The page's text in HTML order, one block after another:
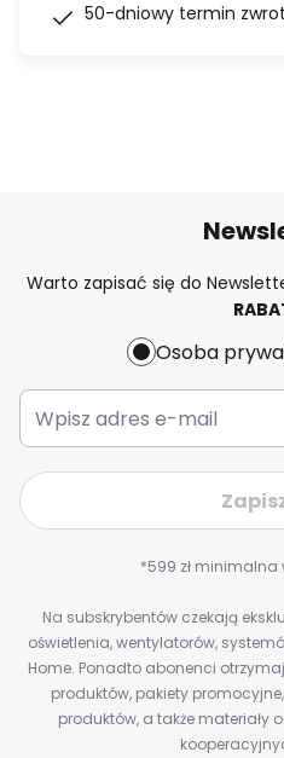
50-dniowy termin
Warto zapisać się do
Osoba
*599 zł minimalna
Na subskrybentów czekają
oświetlenia, wentylatorów,
Home. Ponadto abonenci
produktów, pakiety
produktów, a także